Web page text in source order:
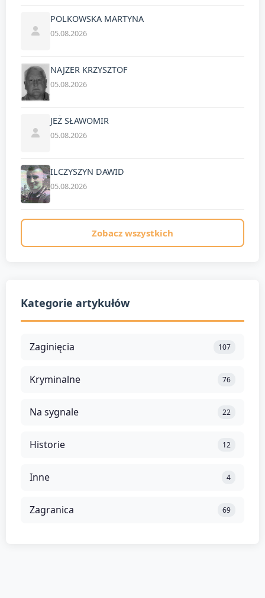
POLKOWSKA MARTYNA
05.08.2026
NAJZER KRZYSZTOF
05.08.2026
JEŻ SŁAWOMIR
05.08.2026
ILCZYSZYN DAWID
05.08.2026
Zobacz wszystkich
Kategorie artykułów
Zaginięcia 107
Kryminalne 76
Na sygnale 22
Historie 12
Inne 4
Zagranica 69